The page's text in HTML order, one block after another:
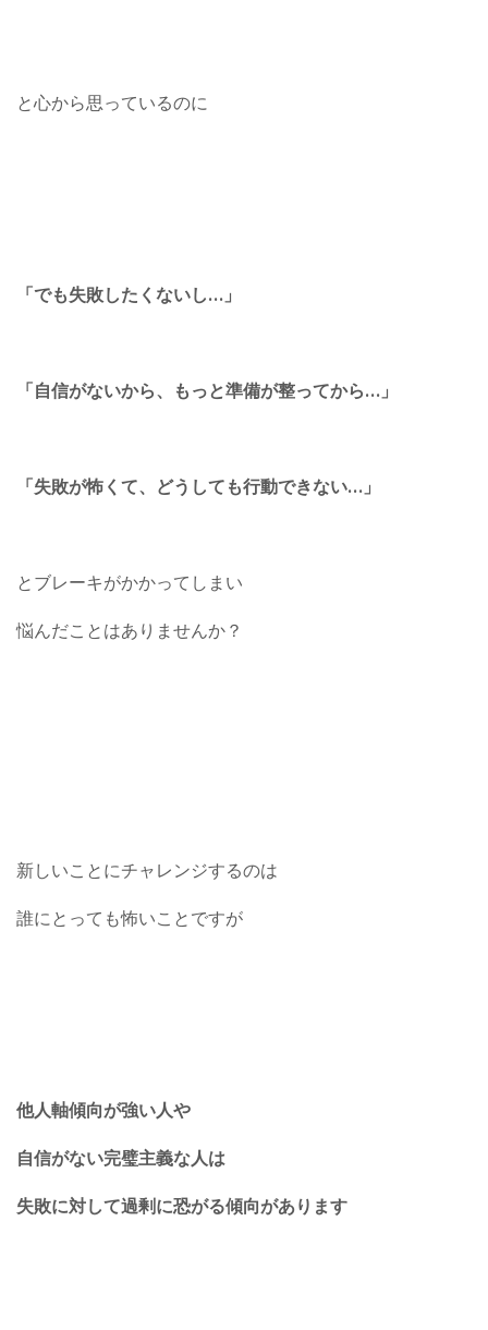
と心から思っているのに
「でも失敗したくないし…」
「自信がないから、もっと準備が整ってから…」
「失敗が怖くて、どうしても行動できない…」
とブレーキがかかってしまい
悩んだことはありませんか？
新しいことにチャレンジするのは
誰にとっても怖いことですが
他人軸傾向が強い人や
自信がない完璧主義な人は
失敗に対して過剰に恐がる傾向があります